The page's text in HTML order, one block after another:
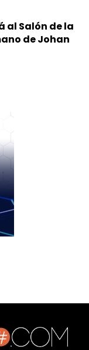
al Salón de la
de Johan